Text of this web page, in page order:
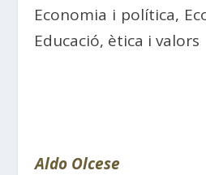
Economia i política,
Educació, ètica i valors
Aldo Olcese